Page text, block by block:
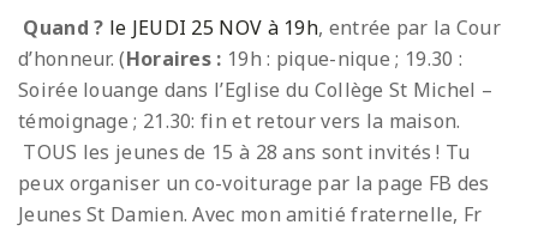
Quand ? le JEUDI 25 NOV à 19h, entrée par la Cour
d’honneur. (Horaires : 19h : pique-nique ; 19.30 :
Soirée louange dans l’Eglise du Collège St Michel –
témoignage ; 21.30: fin et retour vers la maison.
TOUS les jeunes de 15 à 28 ans sont invités ! Tu
peux organiser un co-voiturage par la page FB des
Jeunes St Damien. Avec mon amitié fraternelle, Fr